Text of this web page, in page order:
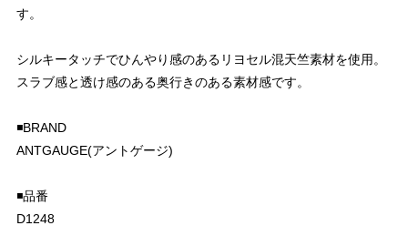
す。
シルキータッチでひんやり感のあるリヨセル混天竺素材を使用。
スラブ感と透け感のある奥行きのある素材感です。
◾️BRAND
ANTGAUGE(アントゲージ)
◾️品番
D1248